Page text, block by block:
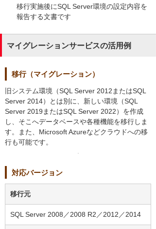
移行実施後にSQL Server環境の設定内容を
報告する文書です
マイグレーションサービスの活用例
移行（マイグレーション）
旧システム環境（SQL Server 2012またはSQL
Server 2014）とは別に、新しい環境（SQL
Server 2019またはSQL Server 2022）を作成
し、そこへデータベースや各種機能を移行しま
す。また、Microsoft Azureなどクラウドへの移
行も可能です。
対応バージョン
移行元
SQL Server 2008／2008 R2／2012／2014